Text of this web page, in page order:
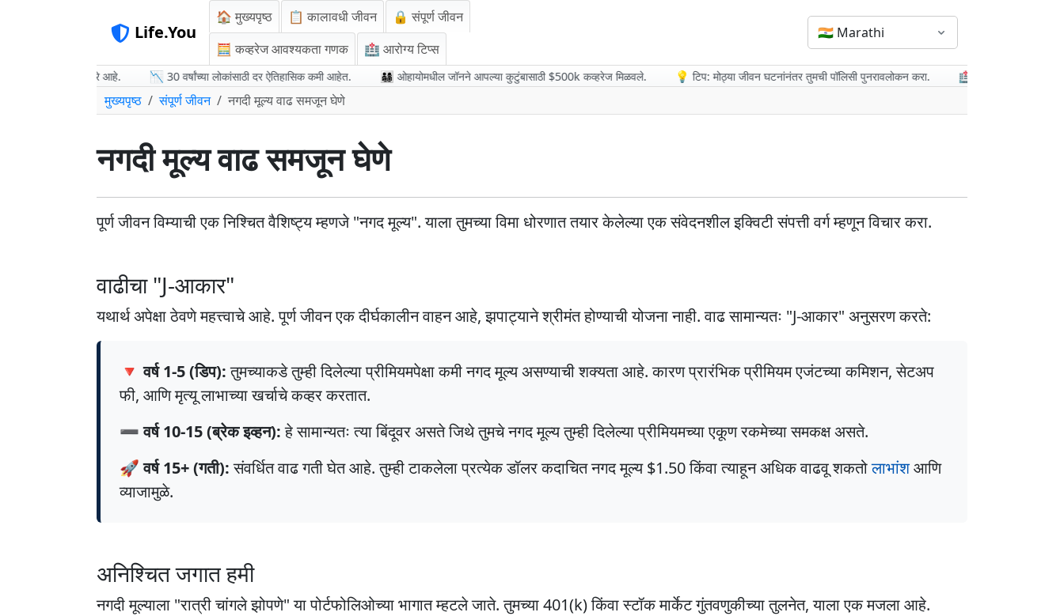
Life.You
🏠 मुख्यपृष्ठ 📋 कालावधी जीवन
🔒 संपूर्ण जीवन
🧮 कव्हरेज आवश्यकता गणक
🏥 आरोग्य टिप्स
🇮🇳 Marathi
अधिक परवडणारे आहे. 📉 30 वर्षांच्या लोकांसाठी दर ऐतिहासिक कमी आहेत. 👨‍👩‍👧‍👦 ओहायोमधील जॉनने आपल्या कुटुंबासाठी $500k कव्हरेज मिळवले. 💡 टिप: मोठ्या जीवन घटनांनंतर तुमची पॉलिसी पुनरावलोकन करा. 🏥 आरोग्य तथ्य: नियमित
मुख्यपृष्ठ संपूर्ण जीवन नगदी मूल्य वाढ समजून घेणे
नगदी मूल्य वाढ समजून घेणे
पूर्ण जीवन विम्याची एक निश्चित वैशिष्ट्य म्हणजे "नगद मूल्य". याला तुमच्या विमा धोरणात तयार केलेल्या एक संवेदनशील इक्विटी संपत्ती वर्ग म्हणून विचार करा.
वाढीचा "J-आकार"
यथार्थ अपेक्षा ठेवणे महत्त्वाचे आहे. पूर्ण जीवन एक दीर्घकालीन वाहन आहे, झपाट्याने श्रीमंत होण्याची योजना नाही. वाढ सामान्यतः "J-आकार" अनुसरण करते:
🔻 वर्ष 1-5 (डिप):तुमच्याकडे तुम्ही दिलेल्या प्रीमियमपेक्षा कमी नगद मूल्य असण्याची शक्यता आहे. कारण प्रारंभिक प्रीमियम एजंटच्या कमिशन, सेटअप
फी, आणि मृत्यू लाभाच्या खर्चाचे कव्हर करतात.
➖ वर्ष 10-15 (ब्रेक इव्हन):हे सामान्यतः त्या बिंदूवर असते जिथे तुमचे नगद मूल्य तुम्ही दिलेल्या प्रीमियमच्या एकूण रकमेच्या समकक्ष असते.
🚀 वर्ष 15+ (गती):संवर्धित वाढ गती घेत आहे. तुम्ही टाकलेला प्रत्येक डॉलर कदाचित नगद मूल्य $1.50 किंवा त्याहून अधिक वाढवू शकतोलाभांशआणि
व्याजामुळे.
अनिश्चित जगात हमी
नगदी मूल्याला "रात्री चांगले झोपणे" या पोर्टफोलिओच्या भागात म्हटले जाते. तुमच्या 401(k) किंवा स्टॉक मार्केट गुंतवणुकीच्या तुलनेत, याला एक मजला आहे.